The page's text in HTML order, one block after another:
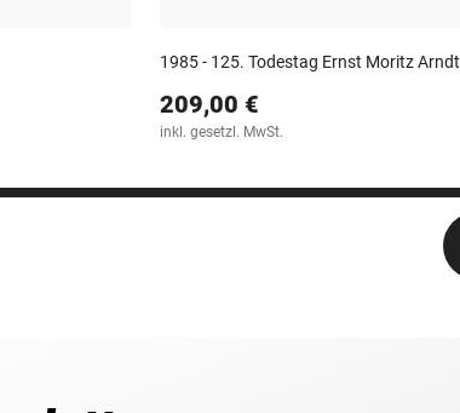
1985 - 125. Todestag Ernst Moritz Arndt
209,00 €
inkl. gesetzl. MwSt.